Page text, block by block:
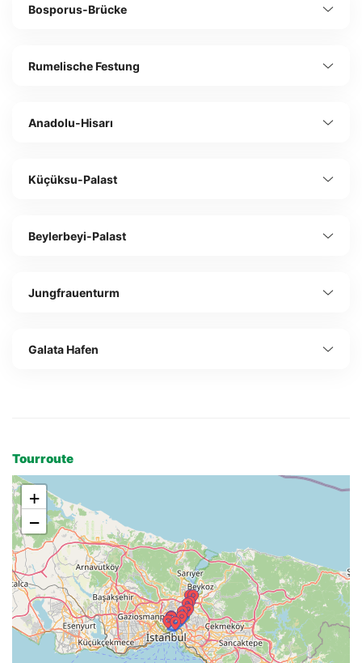
Bosporus-Brücke
Rumelische Festung
Anadolu-Hisarı
Küçüksu-Palast
Beylerbeyi-Palast
Jungfrauenturm
Galata Hafen
Tourroute
+
−